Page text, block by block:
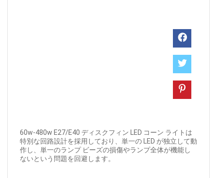
60w-480w E27/E40 ディスクフィン LED コーン ライトは
特別な回路設計を採用しており、単一の LED が独立して動
作し、単一のランプ ビーズの損傷やランプ全体が機能し
ないという問題を回避します。